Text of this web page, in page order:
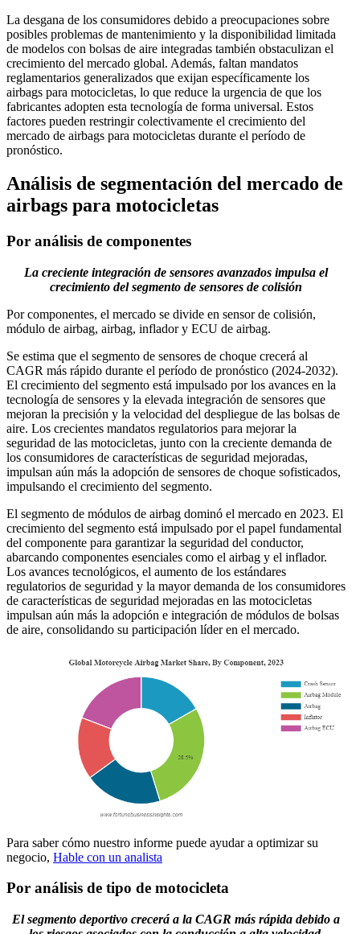
La desgana de los consumidores debido a preocupaciones sobre
posibles problemas de mantenimiento y la disponibilidad limitada
de modelos con bolsas de aire integradas también obstaculizan el
crecimiento del mercado global. Además, faltan mandatos
reglamentarios generalizados que exijan específicamente los
airbags para motocicletas, lo que reduce la urgencia de que los
fabricantes adopten esta tecnología de forma universal. Estos
factores pueden restringir colectivamente el crecimiento del
mercado de airbags para motocicletas durante el período de
pronóstico.
Análisis de segmentación del mercado de
airbags para motocicletas
Por análisis de componentes
La creciente integración de sensores avanzados impulsa el
crecimiento del segmento de sensores de colisión
Por componentes, el mercado se divide en sensor de colisión,
módulo de airbag, airbag, inflador y ECU de airbag.
Se estima que el segmento de sensores de choque crecerá al
CAGR más rápido durante el período de pronóstico (2024-2032).
El crecimiento del segmento está impulsado por los avances en la
tecnología de sensores y la elevada integración de sensores que
mejoran la precisión y la velocidad del despliegue de las bolsas de
aire. Los crecientes mandatos regulatorios para mejorar la
seguridad de las motocicletas, junto con la creciente demanda de
los consumidores de características de seguridad mejoradas,
impulsan aún más la adopción de sensores de choque sofisticados,
impulsando el crecimiento del segmento.
El segmento de módulos de airbag dominó el mercado en 2023. El
crecimiento del segmento está impulsado por el papel fundamental
del componente para garantizar la seguridad del conductor,
abarcando componentes esenciales como el airbag y el inflador.
Los avances tecnológicos, el aumento de los estándares
regulatorios de seguridad y la mayor demanda de los consumidores
de características de seguridad mejoradas en las motocicletas
impulsan aún más la adopción e integración de módulos de bolsas
de aire, consolidando su participación líder en el mercado.
Para saber cómo nuestro informe puede ayudar a optimizar su
negocio, Hable con un analista
Por análisis de tipo de motocicleta
El segmento deportivo crecerá a la CAGR más rápida debido a